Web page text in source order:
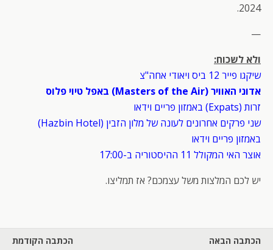
2024.
—
ולא לשכוח:
שיקגו פייר 12 ביס ויאודי אחה"צ
אדוני האוויר (Masters of the Air) באפל טיוי פלוס
זרות (Expats) באמזון פריים וידאו
שני פרקים אחרונים לעונה של מלון הזבין (Hazbin Hotel)
באמזון פריים וידאו
אוצר האי המקולל 11 ההיסטוריה ב-17:00
יש לכם המלצות משל עצמכם? אז תמליצו.
הכתבה הקודמת
הכתבה הבאה